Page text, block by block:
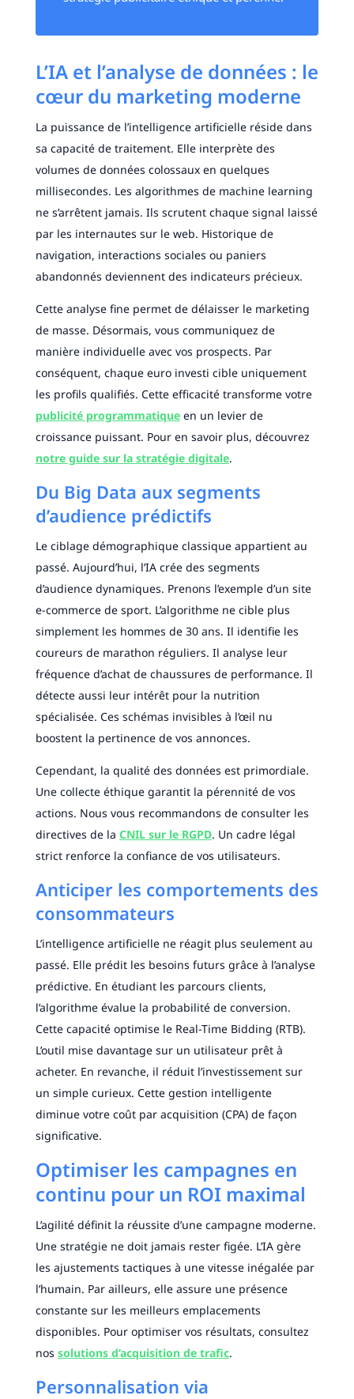
L’IA et l’analyse de données : le
cœur du marketing moderne
La puissance de l’intelligence artificielle réside dans
sa capacité de traitement. Elle interprète des
volumes de données colossaux en quelques
millisecondes. Les algorithmes de machine learning
ne s’arrêtent jamais. Ils scrutent chaque signal laissé
par les internautes sur le web. Historique de
navigation, interactions sociales ou paniers
abandonnés deviennent des indicateurs précieux.
Cette analyse fine permet de délaisser le marketing
de masse. Désormais, vous communiquez de
manière individuelle avec vos prospects. Par
conséquent, chaque euro investi cible uniquement
les profils qualifiés. Cette efficacité transforme votre
publicité programmatiqueen un levier de
croissance puissant. Pour en savoir plus, découvrez
notre guide sur la stratégie digitale.
Du Big Data aux segments
d’audience prédictifs
Le ciblage démographique classique appartient au
passé. Aujourd’hui, l’IA crée des segments
d’audience dynamiques. Prenons l’exemple d’un site
e-commerce de sport. L’algorithme ne cible plus
simplement les hommes de 30 ans. Il identifie les
coureurs de marathon réguliers. Il analyse leur
fréquence d’achat de chaussures de performance. Il
détecte aussi leur intérêt pour la nutrition
spécialisée. Ces schémas invisibles à l’œil nu
boostent la pertinence de vos annonces.
Cependant, la qualité des données est primordiale.
Une collecte éthique garantit la pérennité de vos
actions. Nous vous recommandons de consulter les
directives de la CNIL sur le RGPD. Un cadre légal
strict renforce la confiance de vos utilisateurs.
Anticiper les comportements des
consommateurs
L’intelligence artificielle ne réagit plus seulement au
passé. Elle prédit les besoins futurs grâce à l’analyse
prédictive. En étudiant les parcours clients,
l’algorithme évalue la probabilité de conversion.
Cette capacité optimise le Real-Time Bidding (RTB).
L’outil mise davantage sur un utilisateur prêt à
acheter. En revanche, il réduit l’investissement sur
un simple curieux. Cette gestion intelligente
diminue votre coût par acquisition (CPA) de façon
significative.
Optimiser les campagnes en
continu pour un ROI maximal
L’agilité définit la réussite d’une campagne moderne.
Une stratégie ne doit jamais rester figée. L’IA gère
les ajustements tactiques à une vitesse inégalée par
l’humain. Par ailleurs, elle assure une présence
constante sur les meilleurs emplacements
disponibles. Pour optimiser vos résultats, consultez
nos solutions d’acquisition de trafic.
Personnalisation via